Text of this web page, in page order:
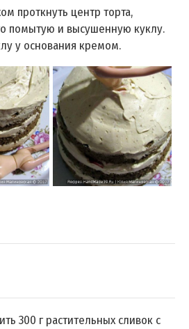
проткнуть центр торта,
помытую и высушенную куклу.
у основания кремом.
300 г растительных сливок с